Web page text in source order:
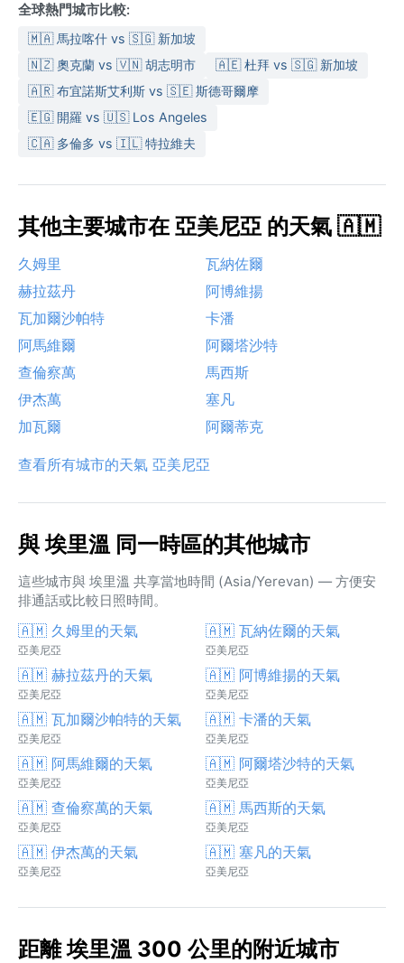
全球熱門城市比較:
🇲🇦 馬拉喀什 vs 🇸🇬 新加坡
🇳🇿 奧克蘭 vs 🇻🇳 胡志明市
🇦🇪 杜拜 vs 🇸🇬 新加坡
🇦🇷 布宜諾斯艾利斯 vs 🇸🇪 斯德哥爾摩
🇪🇬 開羅 vs 🇺🇸 Los Angeles
🇨🇦 多倫多 vs 🇮🇱 特拉維夫
其他主要城市在 亞美尼亞 的天氣 🇦🇲
久姆里
瓦納佐爾
赫拉茲丹
阿博維揚
瓦加爾沙帕特
卡潘
阿馬維爾
阿爾塔沙特
查倫察萬
馬西斯
伊杰萬
塞凡
加瓦爾
阿爾蒂克
查看所有城市的天氣 亞美尼亞
與 埃里溫 同一時區的其他城市
這些城市與 埃里溫 共享當地時間 (Asia/Yerevan) — 方便安
排通話或比較日照時間。
🇦🇲 久姆里的天氣
亞美尼亞
🇦🇲 瓦納佐爾的天氣
亞美尼亞
🇦🇲 赫拉茲丹的天氣
亞美尼亞
🇦🇲 阿博維揚的天氣
亞美尼亞
🇦🇲 瓦加爾沙帕特的天氣
亞美尼亞
🇦🇲 卡潘的天氣
亞美尼亞
🇦🇲 阿馬維爾的天氣
亞美尼亞
🇦🇲 阿爾塔沙特的天氣
亞美尼亞
🇦🇲 查倫察萬的天氣
亞美尼亞
🇦🇲 馬西斯的天氣
亞美尼亞
🇦🇲 伊杰萬的天氣
亞美尼亞
🇦🇲 塞凡的天氣
亞美尼亞
距離 埃里溫 300 公里的附近城市